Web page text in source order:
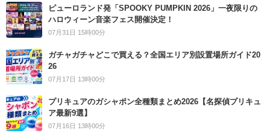
ピューロランド発「SPOOKY PUMPKIN 2026」一夜限りの
ハロウィーン音楽フェス開催決定！
07月31日 15時00分
ガチャガチャどこで買える？全国エリア別設置場所ガイド20
26
07月17日 13時00分
プリキュアのガシャポン全種類まとめ2026【名探偵プリキュ
ア最新9選】
07月16日 13時00分